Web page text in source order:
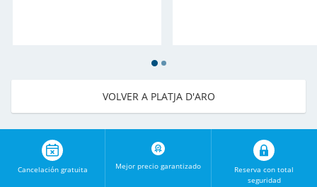
VOLVER A PLATJA D'ARO
Cancelación gratuita Mejor precio garantizado
Reserva con total
seguridad